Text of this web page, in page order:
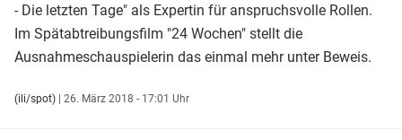
- Die letzten Tage" als Expertin für anspruchsvolle Rollen.
Im Spätabtreibungsfilm "24 Wochen" stellt die
Ausnahmeschauspielerin das einmal mehr unter Beweis.
(ili/spot) | 26. März 2018 - 17:01 Uhr